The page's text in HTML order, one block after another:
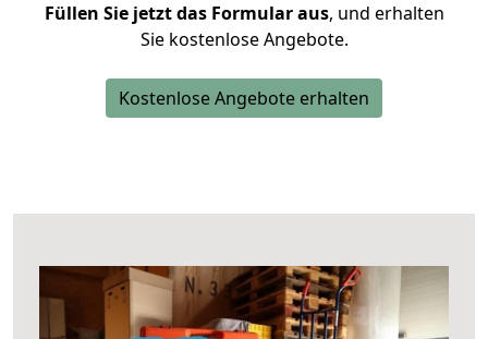
Füllen Sie jetzt das Formular aus, und erhalten
Sie kostenlose Angebote.
Kostenlose Angebote erhalten